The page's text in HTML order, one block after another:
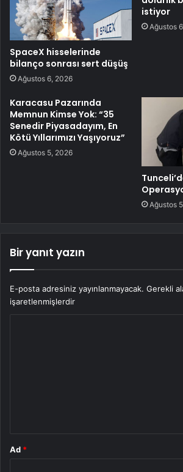
SpaceX hisselerinde
bilanço sonrası sert düşüş
Ağustos 6, 2026
istiyor
Ağustos
Karacasu Pazarında
Memnun Kimse Yok: “35
Senedir Piyasadayım, En
Kötü Yıllarımızı Yaşıyoruz”
Ağustos 5, 2026
Ağustos
Bir yanıt yazın
E-posta adresiniz yayınlanmayacak. Gerekli
işaretlenmişlerdir
Ad *